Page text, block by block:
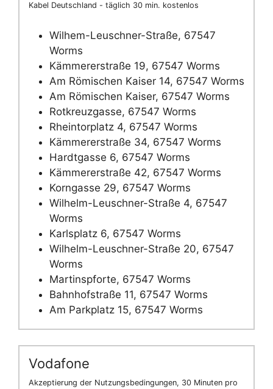
Kabel Deutschland - täglich 30 min. kostenlos
Wilhem-Leuschner-Straße, 67547
Worms
Kämmererstraße 19, 67547 Worms
Am Römischen Kaiser 14, 67547 Worms
Am Römischen Kaiser, 67547 Worms
Rotkreuzgasse, 67547 Worms
Rheintorplatz 4, 67547 Worms
Kämmererstraße 34, 67547 Worms
Hardtgasse 6, 67547 Worms
Kämmererstraße 42, 67547 Worms
Korngasse 29, 67547 Worms
Wilhelm-Leuschner-Straße 4, 67547
Worms
Karlsplatz 6, 67547 Worms
Wilhelm-Leuschner-Straße 20, 67547
Worms
Martinspforte, 67547 Worms
Bahnhofstraße 11, 67547 Worms
Am Parkplatz 15, 67547 Worms
Vodafone
Akzeptierung der Nutzungsbedingungen, 30 Minuten pro